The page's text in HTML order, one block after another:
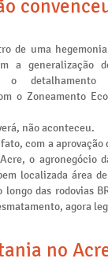
de uma
a generalização
o
o Zoneamento
não aconteceu.
com a aprovação
o agronegócio
localizada área
das rodovias
agora
no